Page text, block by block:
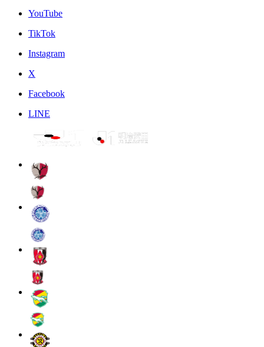
YouTube
TikTok
Instagram
X
Facebook
LINE